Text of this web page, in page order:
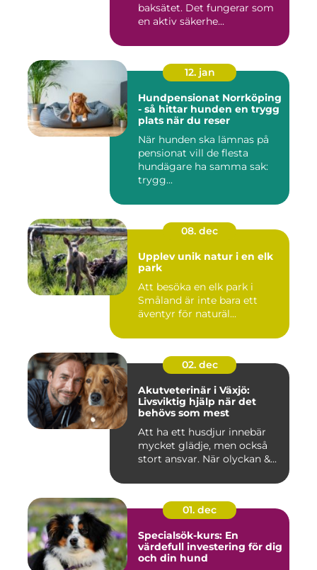
baksätet. Det fungerar som
en aktiv säkerhe...
12. jan
Hundpensionat Norrköping
- så hittar hunden en trygg
plats när du reser
När hunden ska lämnas på
pensionat vill de flesta
hundägare ha samma sak:
trygg...
08. dec
Upplev unik natur i en elk
park
Att besöka en elk park i
Småland är inte bara ett
äventyr för naturäl...
02. dec
Akutveterinär i Växjö:
Livsviktig hjälp när det
behövs som mest
Att ha ett husdjur innebär
mycket glädje, men också
stort ansvar. När olyckan &...
01. dec
Specialsök-kurs: En
värdefull investering för dig
och din hund